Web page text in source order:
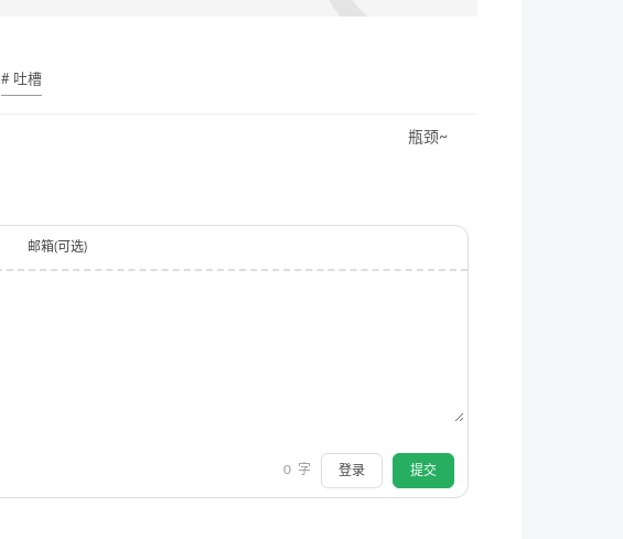
# 吐槽
瓶颈~
邮箱(可选)
0 字 登录 提交